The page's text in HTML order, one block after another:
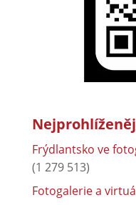
Frýdlantsko ve
(1 279 513)
Fotogalerie a